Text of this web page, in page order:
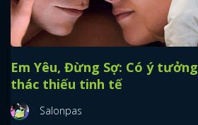
Em Yêu, Đừng Sợ: Có ý
thác thiếu tinh tế
Salonpas